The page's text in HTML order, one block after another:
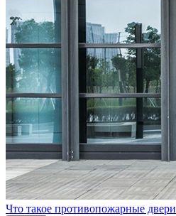
Что такое противопожарные двери